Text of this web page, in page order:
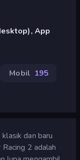
App
Mobil 195
dan baru
2 adalah